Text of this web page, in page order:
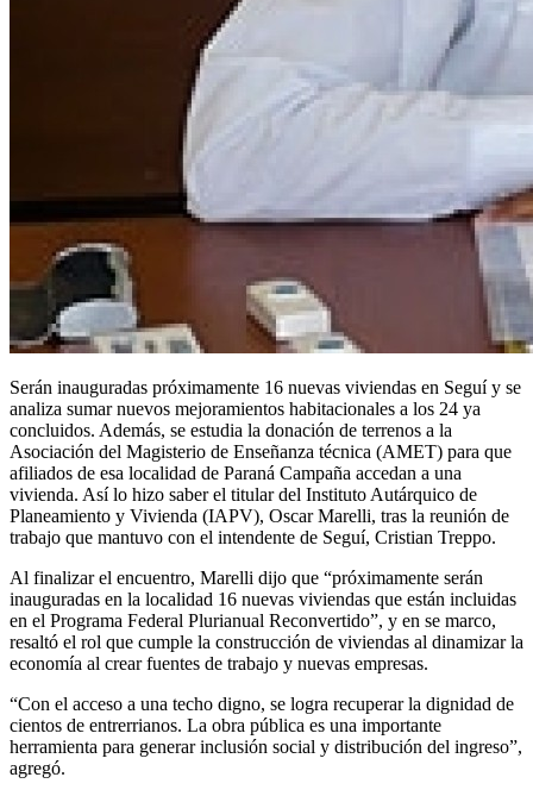
Serán inauguradas próximamente 16 nuevas viviendas en Seguí y se
analiza sumar nuevos mejoramientos habitacionales a los 24 ya
concluidos. Además, se estudia la donación de terrenos a la
Asociación del Magisterio de Enseñanza técnica (AMET) para que
afiliados de esa localidad de Paraná Campaña accedan a una
vivienda. Así lo hizo saber el titular del Instituto Autárquico de
Planeamiento y Vivienda (IAPV), Oscar Marelli, tras la reunión de
trabajo que mantuvo con el intendente de Seguí, Cristian Treppo.
Al finalizar el encuentro, Marelli dijo que “próximamente serán
inauguradas en la localidad 16 nuevas viviendas que están incluidas
en el Programa Federal Plurianual Reconvertido”, y en se marco,
resaltó el rol que cumple la construcción de viviendas al dinamizar la
economía al crear fuentes de trabajo y nuevas empresas.
“Con el acceso a una techo digno, se logra recuperar la dignidad de
cientos de entrerrianos. La obra pública es una importante
herramienta para generar inclusión social y distribución del ingreso”,
agregó.